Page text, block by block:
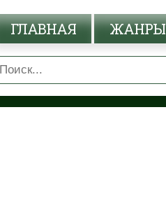
ГЛАВНАЯ ЖАНРЫ